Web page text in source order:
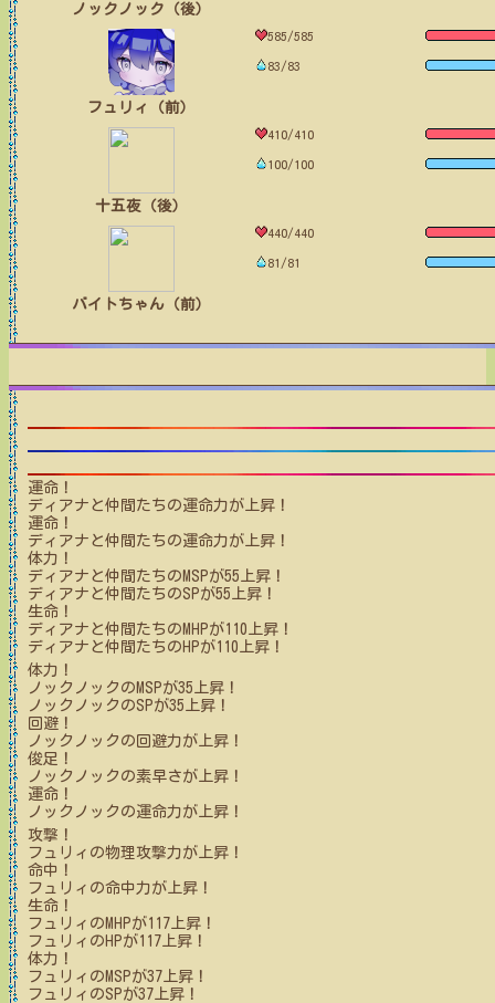
ノックノック（後）
フュリィ（前）
585/585
83/83
十五夜（後）
410/410
100/100
バイトちゃん（前）
440/440
81/81
運命！
ディアナと仲間たち の運命力が上昇！
運命！
ディアナと仲間たち の運命力が上昇！
体力！
ディアナと仲間たち のMSPが55 上昇！
ディアナと仲間たち のSPが55 上昇！
生命！
ディアナと仲間たち のMHPが110 上昇！
ディアナと仲間たち のHPが110 上昇！
体力！
ノックノック のMSPが35 上昇！
ノックノック のSPが35 上昇！
回避！
ノックノック の回避力が上昇！
俊足！
ノックノック の素早さが上昇！
運命！
ノックノック の運命力が上昇！
攻撃！
フュリィ の物理攻撃力が上昇！
命中！
フュリィ の命中力が上昇！
生命！
フュリィ のMHPが117上昇！
フュリィ のHPが117上昇！
体力！
フュリィ のMSPが37上昇！
フュリィ のSPが37上昇！